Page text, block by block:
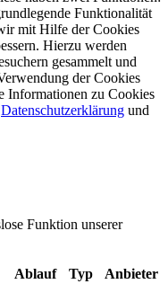
Funktionalität
mit Hilfe der Cookies
Hierzu werden
gesammelt und
der Cookies
Informationen zu Cookies
Datenschutzerklärung und
Funktion unserer
Ablauf Typ Anbieter